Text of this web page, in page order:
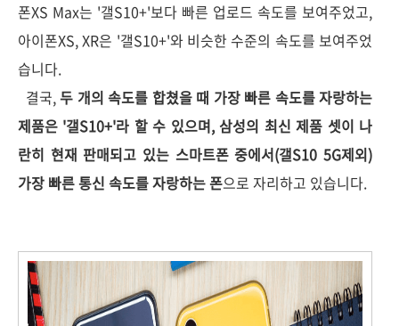
폰XS Max는 '갤S10+'보다 빠른 업로드 속도를 보여주었고,
아이폰XS, XR은 '갤S10+'와 비슷한 수준의 속도를 보여주었
습니다.
결국,두 개의 속도를 합쳤을 때 가장 빠른 속도를 자랑하는
제품은 '갤S10+'라 할 수 있으며, 삼성의 최신 제품 셋이 나
란히 현재 판매되고 있는 스마트폰 중에서(갤S10 5G제외)
가장 빠른 통신 속도를 자랑하는 폰으로 자리하고 있습니다.